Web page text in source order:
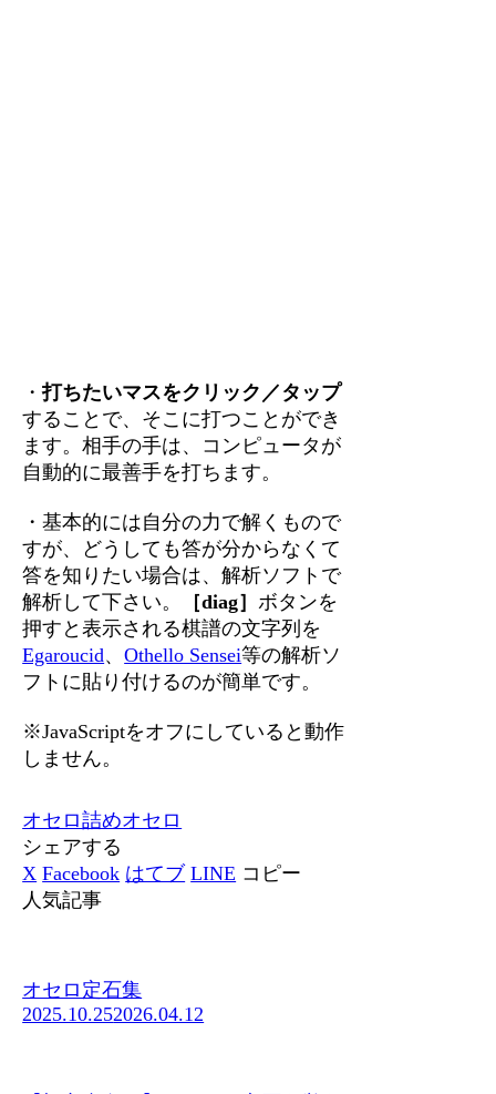
・打ちたいマスをクリック／タップ
することで、そこに打つことができ
ます。相手の手は、コンピュータが
自動的に最善手を打ちます。
・基本的には自分の力で解くもので
すが、どうしても答が分からなくて
答を知りたい場合は、解析ソフトで
解析して下さい。
［diag］ ボタンを
押すと表示される棋譜の文字列を
Egaroucid、Othello Sensei等の解析ソ
フトに貼り付けるのが簡単です。
※JavaScriptをオフにしていると動作
しません。
オセロ詰めオセロ
シェアする
X Facebook はてブ LINE コピー
人気記事
オセロ定石集
2025.10.252026.04.12